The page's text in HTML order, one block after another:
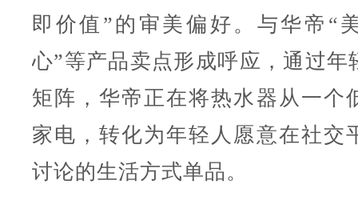
即价值”的审美偏好。与华帝“
心”等产品卖点形成呼应，通过年
矩阵，华帝正在将热水器从一个
家电，转化为年轻人愿意在社交
讨论的生活方式单品。